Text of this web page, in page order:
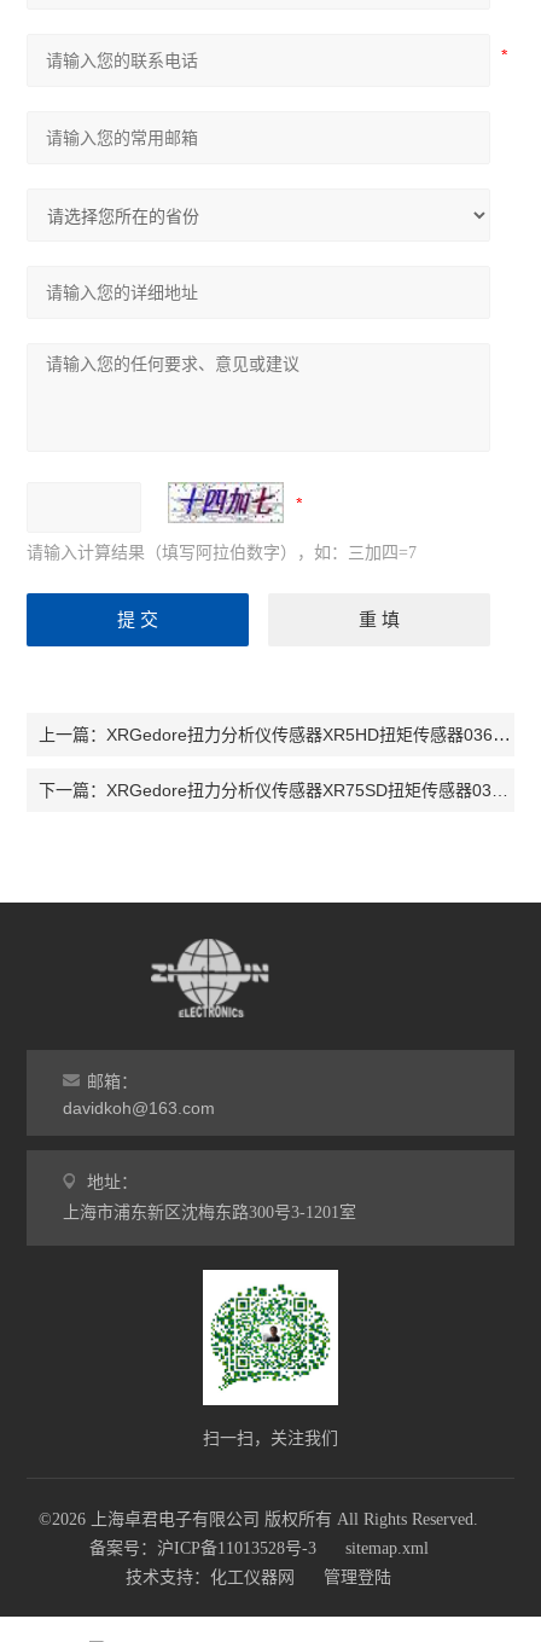
请输入计算结果（填写阿拉伯数字），如：三加四=7
上一篇：XRGedore扭力分析仪传感器XR5HD扭矩传感器036530 扭矩传感器XR20HD
下一篇：XRGedore扭力分析仪传感器XR75SD扭矩传感器036560 扭矩传感器XR180SD
邮箱：
davidkoh@163.com
地址：
上海市浦东新区沈梅东路300号3-1201室
扫一扫，关注我们
©2026 上海卓君电子有限公司 版权所有 All Rights Reserved.
备案号：沪ICP备11013528号-3
sitemap.xml
技术支持： 化工仪器网 管理登陆